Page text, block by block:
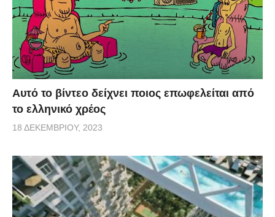
Αυτό το βίντεο δείχνει ποιος επωφελείται από
το ελληνικό χρέος
18 ΔΕΚΕΜΒΡΊΟΥ, 2023